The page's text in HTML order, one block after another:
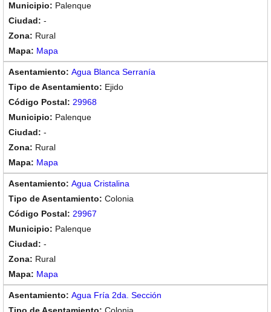
Palenque
-
Rural
Mapa
Agua Blanca Serranía
Ejido
29968
Palenque
-
Rural
Mapa
Agua Cristalina
Colonia
29967
Palenque
-
Rural
Mapa
Agua Fría 2da. Sección